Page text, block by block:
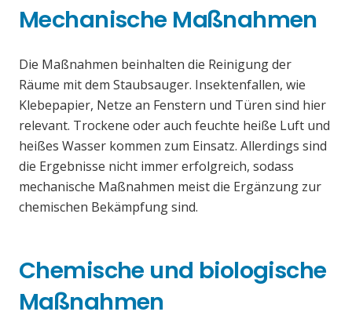
Mechanische Maßnahmen
Die Maßnahmen beinhalten die Reinigung der
Räume mit dem Staubsauger. Insektenfallen, wie
Klebepapier, Netze an Fenstern und Türen sind hier
relevant. Trockene oder auch feuchte heiße Luft und
heißes Wasser kommen zum Einsatz. Allerdings sind
die Ergebnisse nicht immer erfolgreich, sodass
mechanische Maßnahmen meist die Ergänzung zur
chemischen Bekämpfung sind.
Chemische und biologische
Maßnahmen